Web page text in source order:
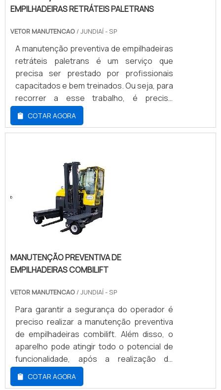
EMPILHADEIRAS RETRÁTEIS PALETRANS
VETOR MANUTENCAO / JUNDIAÍ - SP
A manutenção preventiva de empilhadeiras
retráteis paletrans é um serviço que
precisa ser prestado por profissionais
capacitados e bem treinados. Ou seja, para
recorrer a esse trabalho, é preciso
contratar uma empresa especializada e
gabaritada, além de possuir bastante
experiência no mercado.As empilhadeiras
movimentação de cargas e têm grande
aplicação para vários segmentos da
indústria e também em ambien...
COTAR AGORA
MANUTENÇÃO PREVENTIVA DE
EMPILHADEIRAS COMBILIFT
VETOR MANUTENCAO / JUNDIAÍ - SP
Para garantir a segurança do operador é
preciso realizar a manutenção preventiva
de empilhadeiras combilift. Além disso, o
aparelho pode atingir todo o potencial de
funcionalidade, após a realização do
serviço. As empilhadeiras são amplamente
empregadas nos mais diversos segmentos
COTAR AGORA